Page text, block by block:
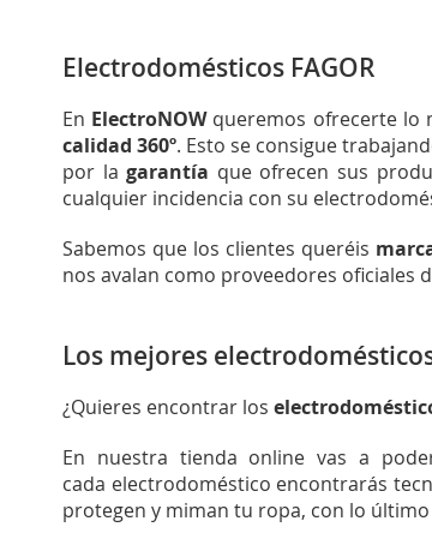
Electrodomésticos FAGOR
En ElectroNOWqueremos ofrecerte lo
calidad 360º. Esto se consigue
por lagarantía que ofrecen sus
cualquier incidencia con su
Sabemos que los clientes queréis
nos avalan como proveedores oficiales
Los mejores
¿Quieres encontrar los
En nuestra tienda online vas a
cada electrodoméstico encontrarás
protegen y miman tu ropa, con lo